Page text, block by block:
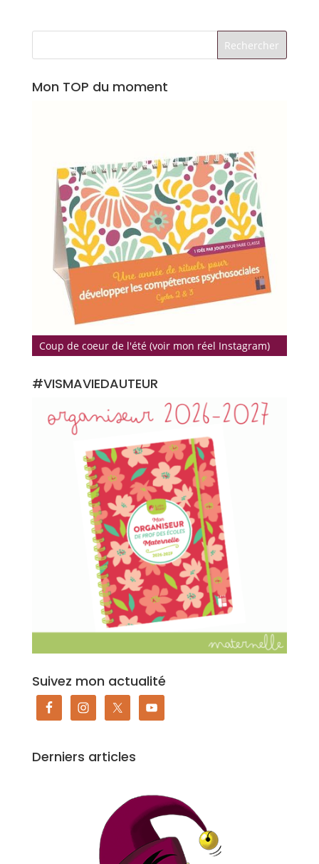
Mon TOP du moment
Coup de coeur de l'été (voir mon réel Instagram)
#VISMAVIEDAUTEUR
Suivez mon actualité
Derniers articles